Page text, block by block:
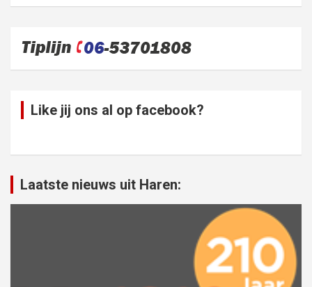
Like jij ons al op facebook?
Laatste nieuws uit Haren: